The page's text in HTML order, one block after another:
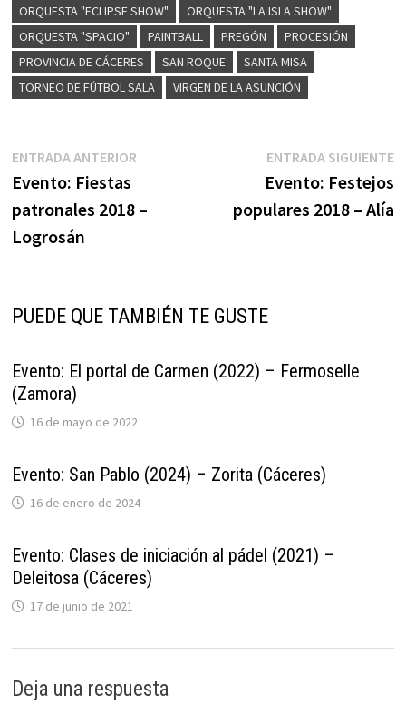
ORQUESTA "ECLIPSE SHOW"
ORQUESTA "LA ISLA SHOW"
ORQUESTA "SPACIO"
PAINTBALL PREGÓN
PROCESIÓN
PROVINCIA DE CÁCERES
SAN ROQUE
SANTA MISA
TORNEO DE FÚTBOL SALA
VIRGEN DE LA ASUNCIÓN
Navegación
de
entradas
ENTRADA ANTERIOREntrada
Evento: Fiestas
patronales 2018 –
Logrosán
ENTRADA SIGUIENTE
Evento: Festejos
populares 2018 – Alía
PUEDE QUE TAMBIÉN TE GUSTE
Evento: El portal de Carmen (2022) – Fermoselle
(Zamora)
16 de mayo de 2022
Evento: San Pablo (2024) – Zorita (Cáceres)
16 de enero de 2024
Evento: Clases de iniciación al pádel (2021) –
Deleitosa (Cáceres)
17 de junio de 2021
Deja una respuesta